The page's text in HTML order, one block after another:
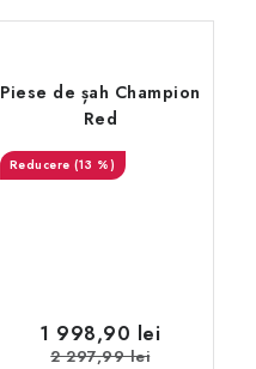
Piese de șah Champion
Red
(13 %)
1 998,90 lei
2 297,99 lei